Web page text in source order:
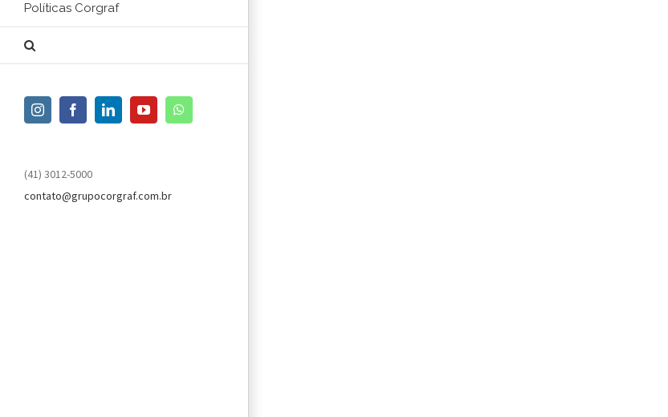
Políticas Corgraf
InstagramFacebookLinkedInYouTube
(41) 3012-5000
contato@grupocorgraf.com.br